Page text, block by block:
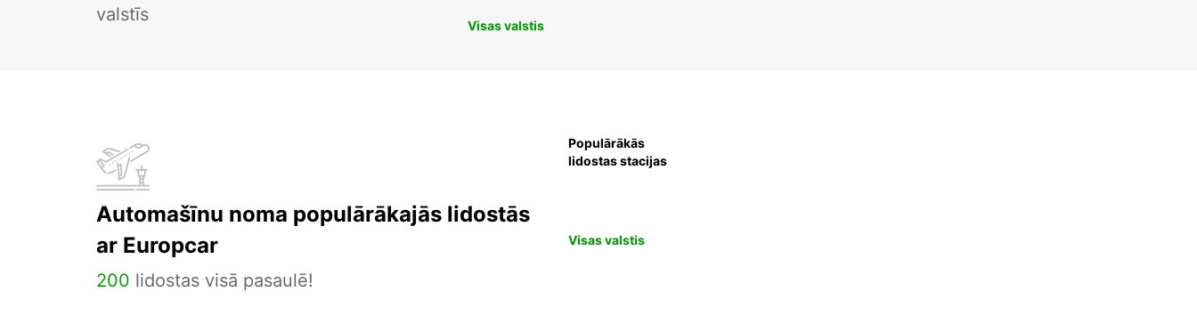
valstīs
Visas valstis
Automašīnu noma populārākajās lidostās
ar Europcar
200 lidostas visā pasaulē!
Populārākās
lidostas stacijas
Visas valstis